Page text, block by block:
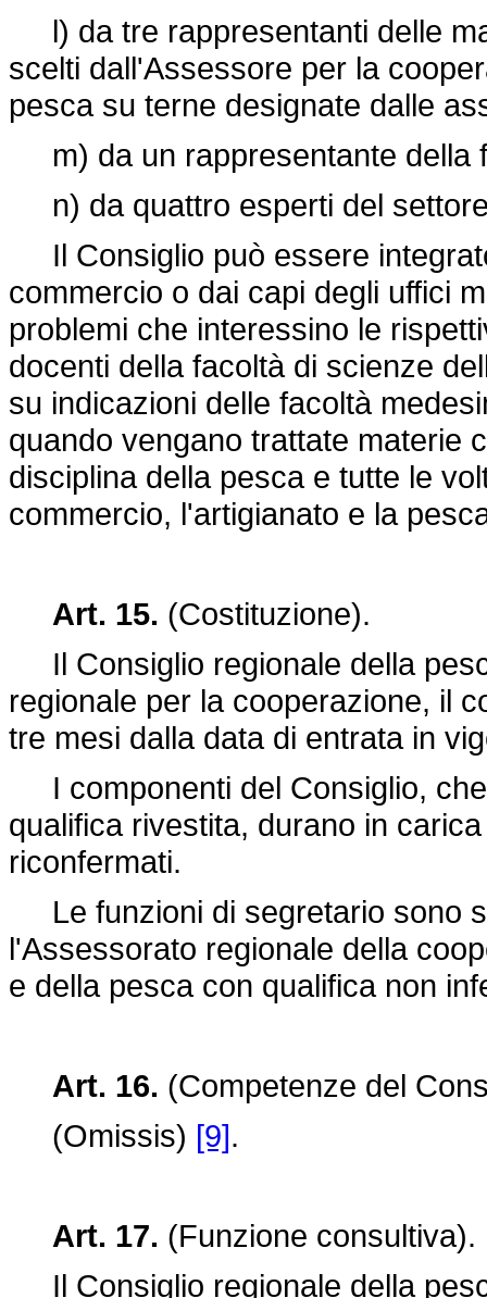
l) da tre rappresentanti delle
scelti dall'Assessore per la
pesca su terne designate dalle
m) da un rappresentante della
n) da quattro esperti del
Il Consiglio può essere
commercio o dai capi degli uffici
problemi che interessino le
docenti della facoltà di scienze
su indicazioni delle facoltà
quando vengano trattate materie
disciplina della pesca e tutte le
commercio, l'artigianato e la
Art. 15. (Costituzione).
Il Consiglio regionale della
regionale per la cooperazione, il
tre mesi dalla data di entrata in
I componenti del Consiglio,
qualifica rivestita, durano in
riconfermati.
Le funzioni di segretario sono
l'Assessorato regionale della
e della pesca con qualifica non
Art. 16. (Competenze del
(Omissis) [9].
Art. 17. (Funzione consultiva).
Il Consiglio regionale della